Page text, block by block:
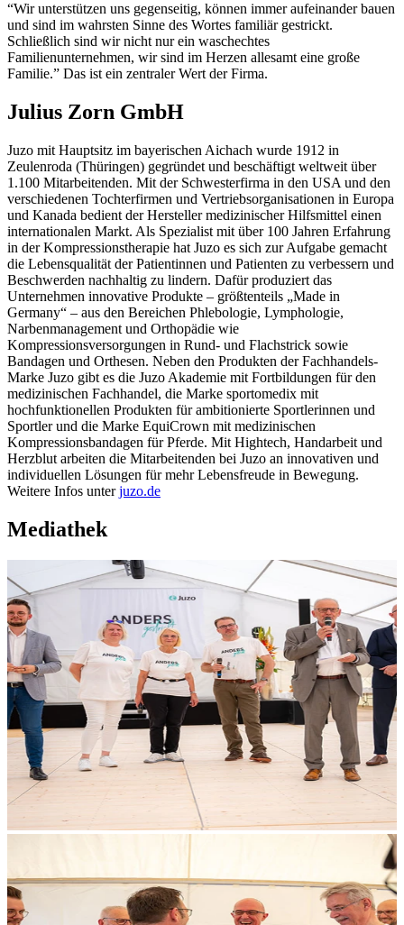
“Wir unterstützen uns gegenseitig, können immer aufeinander bauen
und sind im wahrsten Sinne des Wortes familiär gestrickt.
Schließlich sind wir nicht nur ein waschechtes
Familienunternehmen, wir sind im Herzen allesamt eine große
Familie.” Das ist ein zentraler Wert der Firma.
Julius Zorn GmbH
Juzo mit Hauptsitz im bayerischen Aichach wurde 1912 in
Zeulenroda (Thüringen) gegründet und beschäftigt weltweit über
1.100 Mitarbeitenden. Mit der Schwesterfirma in den USA und den
verschiedenen Tochterfirmen und Vertriebsorganisationen in Europa
und Kanada bedient der Hersteller medizinischer Hilfsmittel einen
internationalen Markt. Als Spezialist mit über 100 Jahren Erfahrung
in der Kompressionstherapie hat Juzo es sich zur Aufgabe gemacht
die Lebensqualität der Patientinnen und Patienten zu verbessern und
Beschwerden nachhaltig zu lindern. Dafür produziert das
Unternehmen innovative Produkte – größtenteils „Made in
Germany“ – aus den Bereichen Phlebologie, Lymphologie,
Narbenmanagement und Orthopädie wie
Kompressionsversorgungen in Rund- und Flachstrick sowie
Bandagen und Orthesen. Neben den Produkten der Fachhandels-
Marke Juzo gibt es die Juzo Akademie mit Fortbildungen für den
medizinischen Fachhandel, die Marke sportomedix mit
hochfunktionellen Produkten für ambitionierte Sportlerinnen und
Sportler und die Marke EquiCrown mit medizinischen
Kompressionsbandagen für Pferde. Mit Hightech, Handarbeit und
Herzblut arbeiten die Mitarbeitenden bei Juzo an innovativen und
individuellen Lösungen für mehr Lebensfreude in Bewegung.
Weitere Infos unterjuzo.de
Mediathek